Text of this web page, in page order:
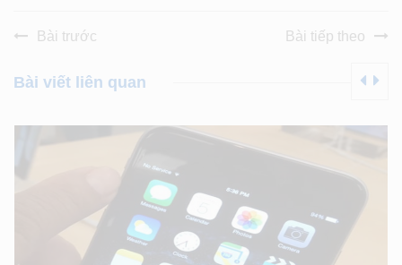
Bài trước Bài tiếp theo
Bài viết liên quan